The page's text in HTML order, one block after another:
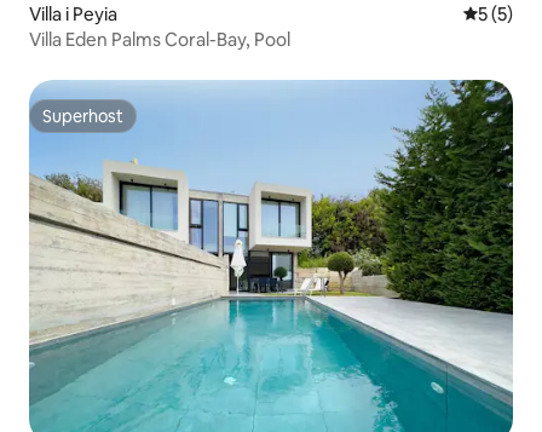
Villa i Peyia 5 ud af 5
5 (5)
Villa Eden Palms Coral-Bay, Pool
Superhost
Superhost